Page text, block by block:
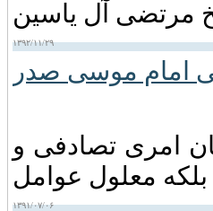
۱۳۹۲/۱۱/۲۹
امام موسى صدر
امری تصادفی و
۱۳۹۱/۰۷/۰۶